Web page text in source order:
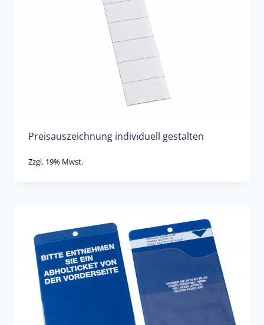
Preisauszeichnung individuell gestalten
Zzgl. 19% Mwst.